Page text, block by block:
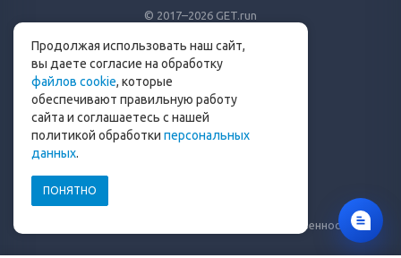
© 2017–2026 GET.run
Сделано с ❤ бегунами
для бегунов
Телеграм-канал Get.run
Беговой чат в Телеграм
info@get.run
Уведомление о рисках и ограничение ответственности
Продолжая использовать наш сайт,
вы даете согласие на обработку
файлов cookie, которые
обеспечивают правильную работу
сайта и соглашаетесь с нашей
политикой обработки персональных
данных.
ПОНЯТНО